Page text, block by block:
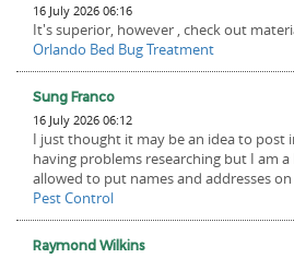
16 July 2026 06:16
It's superior, however , check out
Orlando Bed Bug Treatment
Sung Franco
16 July 2026 06:12
I just thought it may be an idea to post
having problems researching but I am
allowed to put names and addresses
Pest Control
Raymond Wilkins